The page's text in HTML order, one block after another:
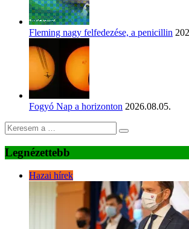
Fleming nagy felfedezése, a penicillin
Fogyó Nap a horizonton 2026.08.05.
Legnézettebb
Hazai hírek